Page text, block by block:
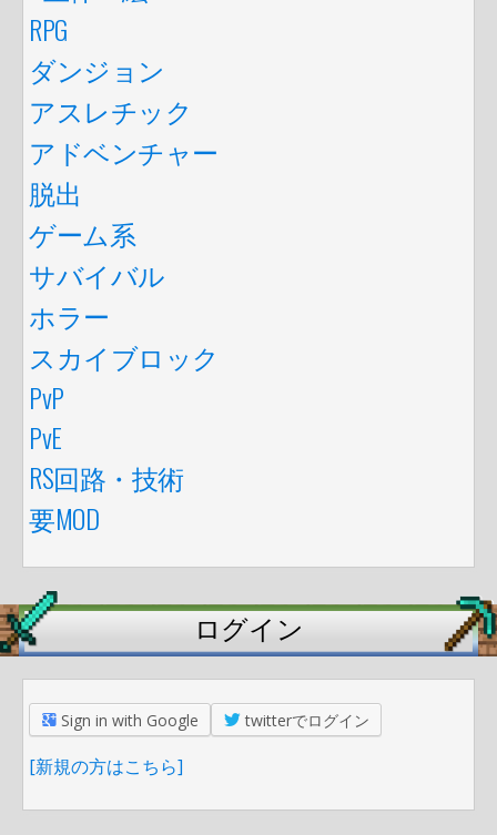
RPG
ダンジョン
アスレチック
アドベンチャー
脱出
ゲーム系
サバイバル
ホラー
スカイブロック
PvP
PvE
RS回路・技術
要MOD
ログイン
Sign in with Google twitterでログイン
[新規の方はこちら]